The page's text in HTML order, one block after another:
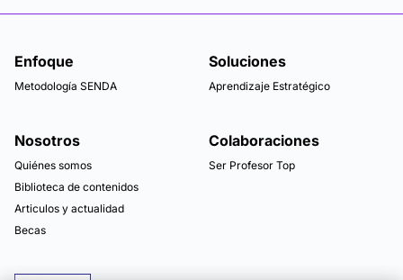
Enfoque
Metodología SENDA
Soluciones
Aprendizaje Estratégico
Nosotros
Quiénes somos
Biblioteca de contenidos
Articulos y actualidad
Becas
Colaboraciones
Ser Profesor Top